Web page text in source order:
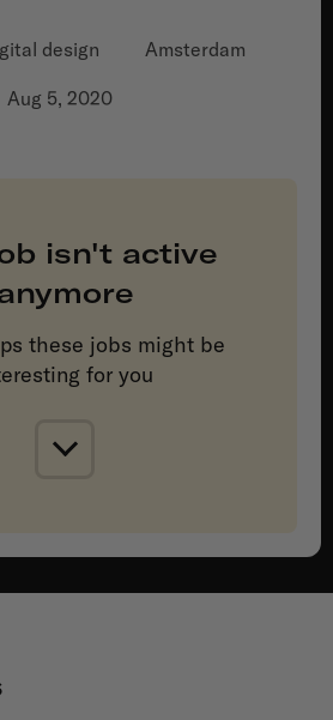
design Amsterdam
Aug 5, 2020
isn't active
these jobs might be
for you